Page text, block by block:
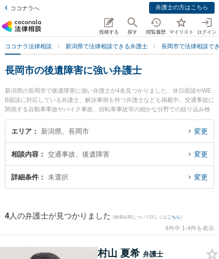
ココナラへ 弁護士の方はこちら
投稿する 探す 閲覧履歴 マイリスト ログイン
ココナラ法律相談 新潟県で法律相談できる弁護士 長岡市で法律相談で
長岡市の後遺障害に強い弁護士
新潟県の長岡市で後遺障害に強い弁護士が4名見つかりました。休日面談やWE
B面談に対応している弁護士、解決事例を持つ弁護士なども掲載中。交通事故に
関係する自動車事故やバイク事故、自転車事故等の細かな分野での絞り込み検
索もでき便利です。特にむらやま法律事務所の村山 夏希弁護士や黒田特許法律
事務所の黒田 隆史弁護士、弁護士法人一新総合法律事務所 長岡事務所の五十嵐
したい』『後遺障害のトラブル解決の実績豊富な近くの弁護士を検索したい』
『初回相談無料で後遺障害を法律相談できる長岡市内の弁護士に相談予約した
い』などでお困りの相談者さんにおすすめです。
エリア 新潟県、長岡市 変更
相談内容 交通事故、後遺障害 変更
詳細条件 未選択 変更
4 人の弁護士が見つかりました (検索結果について詳しくは こちら)
4件中 1-4件を表示
村山 夏希 弁護士